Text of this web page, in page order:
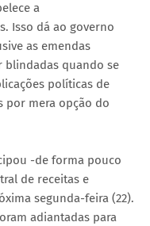
a
Isso dá ao governo
as emendas
blindadas quando se
políticas de
por mera opção do
-de forma pouco
de receitas e
segunda-feira (22).
adiantadas para